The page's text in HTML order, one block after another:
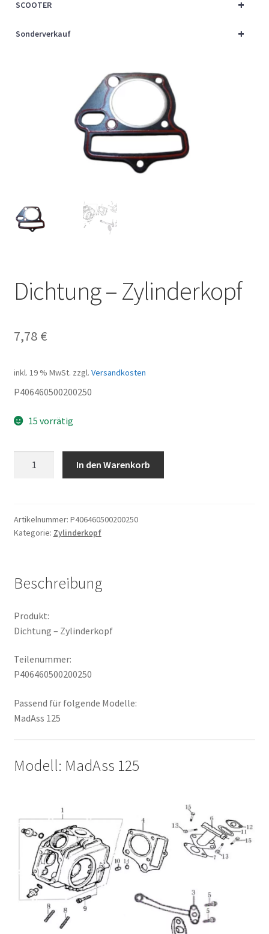
+
SCOOTER
+
Sonderverkauf
Dichtung – Zylinderkopf
7,78 €
inkl. 19 % MwSt. zzgl. Versandkosten
P406460500200250
15 vorrätig
In den Warenkorb
Artikelnummer: P406460500200250
Kategorie: Zylinderkopf
Beschreibung
Produkt:
Dichtung – Zylinderkopf
Teilenummer:
P406460500200250
Passend für folgende Modelle:
MadAss 125
Modell: MadAss 125